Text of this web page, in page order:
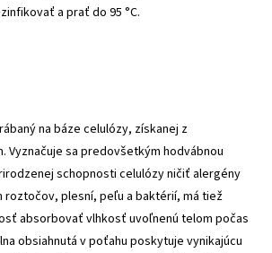
a prať do 95 °C.
na báze celulózy, získanej z
Vyznačuje sa predovšetkým hodvábnou
schopnosti celulózy ničiť alergény
roztočov, plesní, peľu a baktérií, má tiež
absorbovať vlhkosť uvoľnenú telom počas
obsiahnutá v poťahu poskytuje vynikajúcu